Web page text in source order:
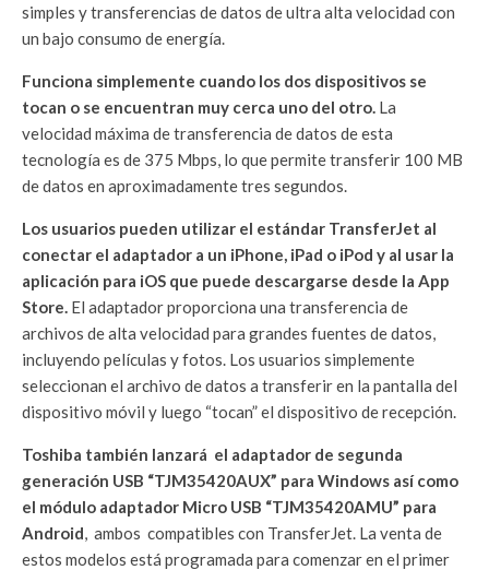
simples y transferencias de datos de ultra alta velocidad con
un bajo consumo de energía.
Funciona simplemente cuando los dos dispositivos se
tocan o se encuentran muy cerca uno del otro. La
velocidad máxima de transferencia de datos de esta
tecnología es de 375 Mbps, lo que permite transferir 100 MB
de datos en aproximadamente tres segundos.
Los usuarios pueden utilizar el estándar TransferJet al
conectar el adaptador a un iPhone, iPad o iPod y al usar la
aplicación para iOS que puede descargarse desde la App
Store. El adaptador proporciona una transferencia de
archivos de alta velocidad para grandes fuentes de datos,
incluyendo películas y fotos. Los usuarios simplemente
seleccionan el archivo de datos a transferir en la pantalla del
dispositivo móvil y luego “tocan” el dispositivo de recepción.
Toshiba también lanzará el adaptador de segunda
generación USB “TJM35420AUX” para Windows así como
el módulo adaptador Micro USB “TJM35420AMU” para
Android, ambos compatibles con TransferJet. La venta de
estos modelos está programada para comenzar en el primer